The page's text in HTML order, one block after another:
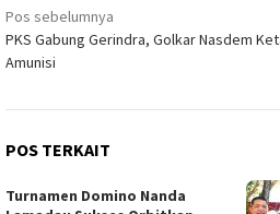
Navigasi
pos
Pos sebelumnya
PKS Gabung Gerindra, Golkar Nasdem
Amunisi
POS TERKAIT
Turnamen Domino Nanda